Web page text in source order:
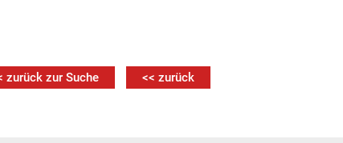
zurück zur Suche << zurück